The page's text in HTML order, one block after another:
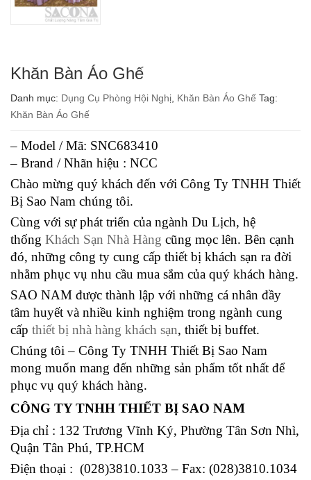
Khăn Bàn Áo Ghế
Danh mục: Dụng Cụ Phòng Hội Nghị Khăn Bàn Áo Ghế Tag:
Khăn Bàn Áo Ghế
– Model / Mã: SNC683410
– Brand / Nhãn hiệu : NCC
Chào mừng quý khách đến với Công Ty TNHH Thiết
Bị Sao Nam chúng tôi.
Cùng với sự phát triển của ngành Du Lịch, hệ
thống Khách Sạn Nhà Hàng cũng mọc lên. Bên cạnh
đó, những công ty cung cấp thiết bị khách sạn ra đời
nhằm phục vụ nhu cầu mua sắm của quý khách hàng.
SAO NAM được thành lập với những cá nhân đầy
tâm huyết và nhiều kinh nghiệm trong ngành cung
cấp thiết bị nhà hàng khách sạn, thiết bị buffet.
Chúng tôi – Công Ty TNHH Thiết Bị Sao Nam
mong muốn mang đến những sản phẩm tốt nhất để
phục vụ quý khách hàng.
CÔNG TY TNHH THIẾT BỊ SAO NAM
Địa chỉ : 132 Trương Vĩnh Ký, Phường Tân Sơn Nhì,
Quận Tân Phú, TP.HCM
Điện thoại : (028)3810.1033 – Fax: (028)3810.1034